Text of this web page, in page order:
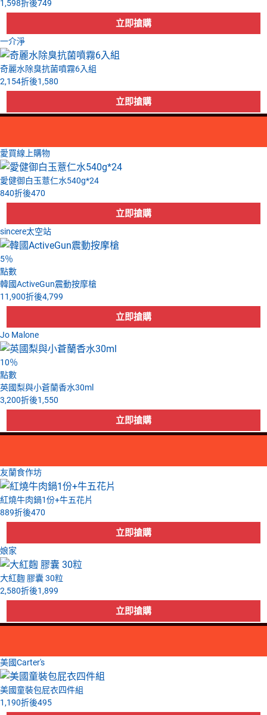
1,598折後749
一介淨
奇麗水除臭抗菌噴霧6入組
2,154折後1,580
愛買線上購物
愛健御白玉薏仁水540g*24
840折後470
sincere太空站
5％
點數
韓國ActiveGun震動按摩槍
11,900折後4,799
Jo Malone
10％
點數
英國梨與小蒼蘭香水30ml
3,200折後1,550
友蘭食作坊
紅燒牛肉鍋1份+牛五花片
889折後470
娘家
大紅麴 膠囊 30粒
2,580折後1,899
美國Carter's
美國童裝包屁衣四件組
1,190折後495